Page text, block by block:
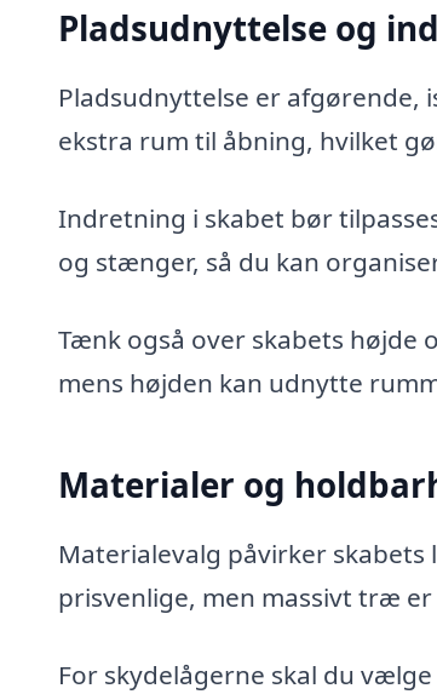
Pladsudnyttelse og
Pladsudnyttelse er
ekstra rum til åbning, hvilket
Indretning i skabet bør
og stænger, så du kan
Tænk også over skabets højde
mens højden kan udnytte
Materialer og
Materialevalg påvirker skabets
prisvenlige, men massivt træ
For skydelågerne skal du